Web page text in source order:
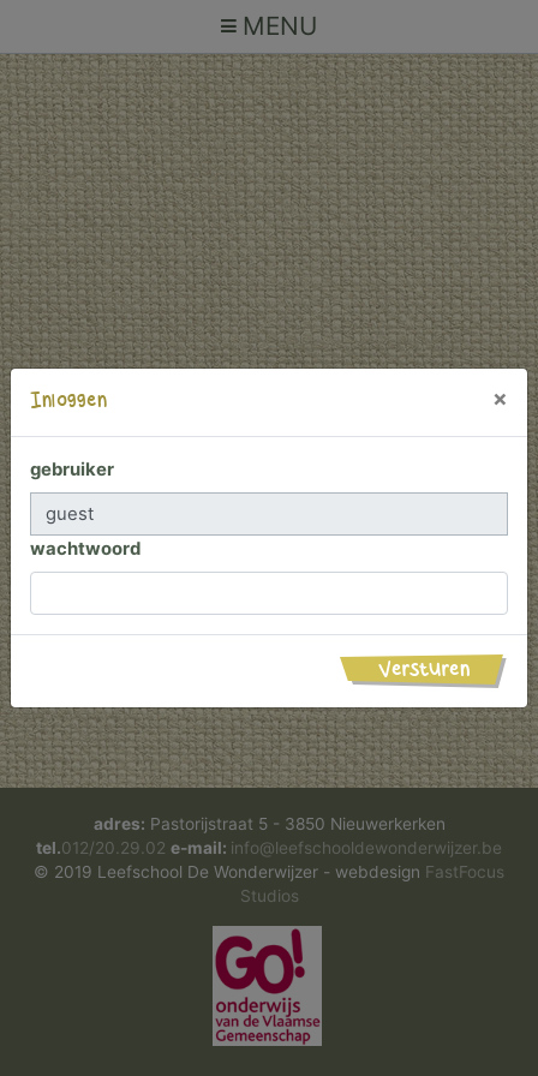
MENU
adres: Pastorijstraat 5 - 3850 Nieuwerkerken
tel.012/20.29.02 e-mail: eb.rezjiwrednowedloohcsfeel@ofni
© 2019 Leefschool De Wonderwijzer - webdesign FastFocus
Studios
Inloggen ×
gebruiker
wachtwoord
Versturen